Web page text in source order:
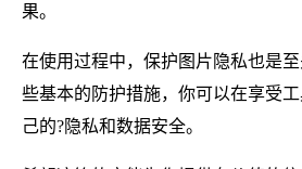
果。
在使用过程中，保护图片隐私也是
些基本的防护措施，你可以在享受
己的?隐私和数据安全。